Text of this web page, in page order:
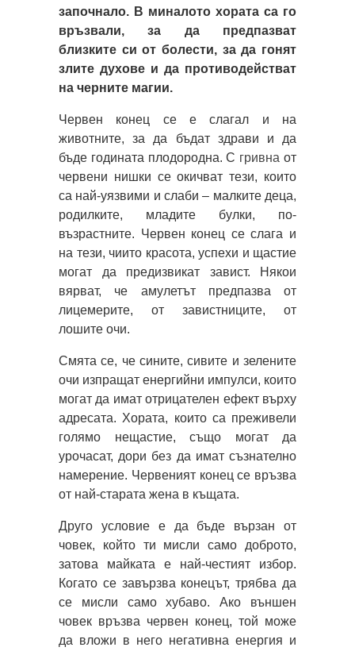
започнало. В миналото хората са го
връзвали, за да предпазват
близките си от болести, за да гонят
злите духове и да противодействат
на черните магии.
Червен конец се е слагал и на
животните, за да бъдат здрави и да
бъде годината плодородна. С гривна от
червени нишки се окичват тези, които
са най-уязвими и слаби – малките деца,
родилките, младите булки, по-
възрастните. Червен конец се слага и
на тези, чиито красота, успехи и щастие
могат да предизвикат завист. Някои
вярват, че амулетът предпазва от
лицемерите, от завистниците, от
лошите очи.
Смята се, че сините, сивите и зелените
очи изпращат енергийни импулси, които
могат да имат отрицателен ефект върху
адресата. Хората, които са преживели
голямо нещастие, също могат да
урочасат, дори без да имат съзнателно
намерение. Червеният конец се връзва
от най-старата жена в къщата.
Друго условие е да бъде вързан от
човек, който ти мисли само доброто,
затова майката е най-честият избор.
Когато се завързва конецът, трябва да
се мисли само хубаво. Ако външен
човек връзва червен конец, той може
да вложи в него негативна енергия и